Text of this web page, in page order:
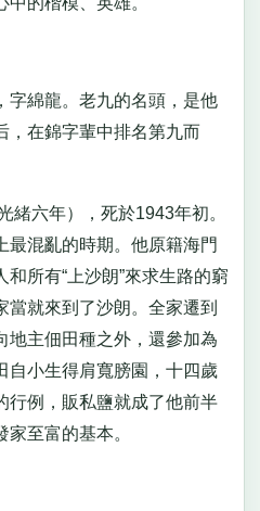
綿龍。老九的名頭，是他
，在錦字輩中排名第九而
六年），死於1943年初。
最混亂的時期。他原籍海門
所有“上沙朗”來求生路的窮
當就來到了沙朗。全家遷到
地主佃田種之外，還參加為
自小生得肩寬膀園，十四歲
行例，販私鹽就成了他前半
至富的基本。